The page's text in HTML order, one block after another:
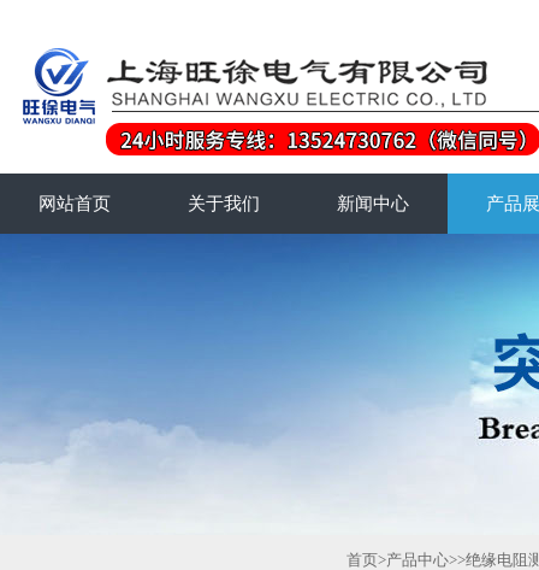
网站首页 关于我们 新闻中心 产品
首页>产品中心>>绝缘电阻